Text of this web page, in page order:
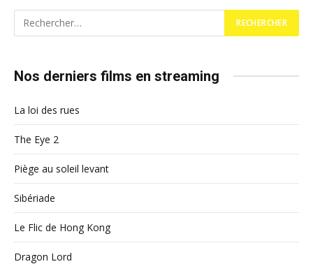
Nos derniers films en streaming
La loi des rues
The Eye 2
Piège au soleil levant
Sibériade
Le Flic de Hong Kong
Dragon Lord